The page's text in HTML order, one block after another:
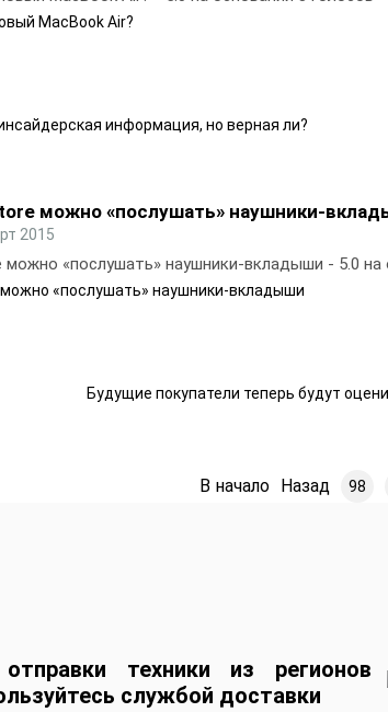
MacBook Air?
информация, но верная ли?
можно «послушать» наушники-
2015
можно «послушать» наушники-вкладыши - 5.0 на
«послушать» наушники-вкладыши
Будущие покупатели теперь будут
В начало Назад 98
техники из регионов
службой доставки